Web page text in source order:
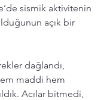
sismik aktivitenin
açık bir
dağlandı,
maddi hem
Acılar bitmedi,